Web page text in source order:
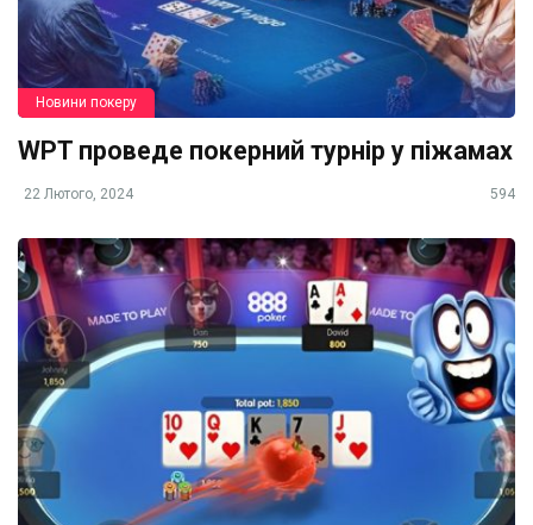
Новини покеру
WPT проведе покерний турнір у піжамах
22 Лютого, 2024 594